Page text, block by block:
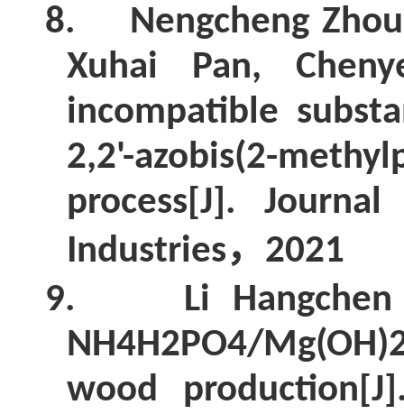
8.
Nengcheng
Xuhai Pan,
incompatible
2,2'-azobis(2-
process[J].
Industries， 2021
9.
Li Hangchen
NH4H2PO4/
wood